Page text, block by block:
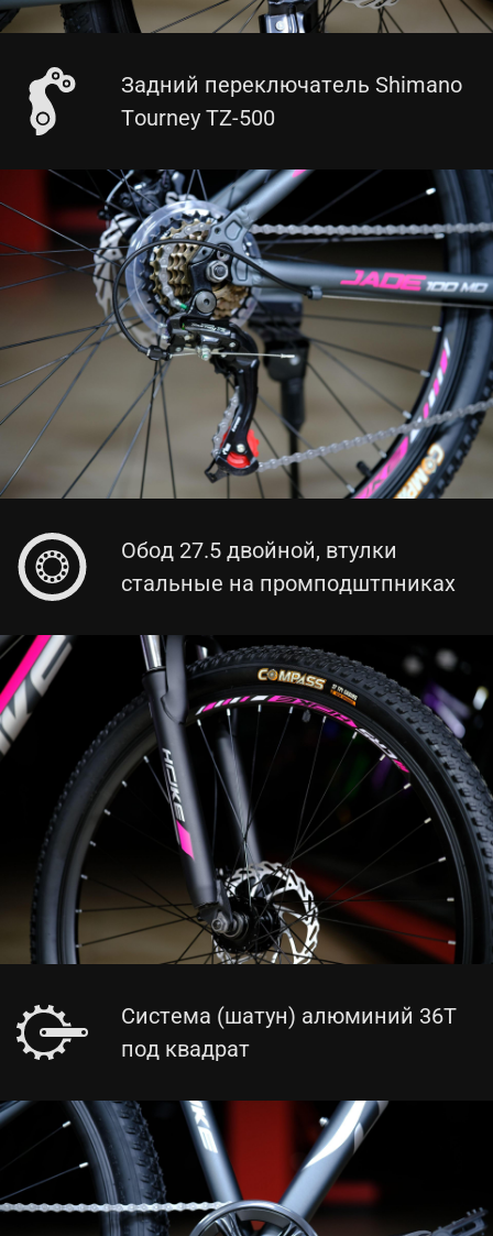
Задний переключатель Shimano
Tourney TZ-500
Обод 27.5 двойной, втулки
стальные на промподштпниках
Система (шатун) алюминий 36T
под квадрат